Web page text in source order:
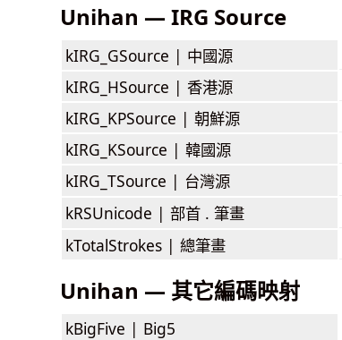
Unihan — IRG Source
kIRG_GSource | 中國源
kIRG_HSource | 香港源
kIRG_KPSource | 朝鮮源
kIRG_KSource | 韓國源
kIRG_TSource | 台灣源
kRSUnicode | 部首 . 筆畫
kTotalStrokes | 總筆畫
Unihan — 其它編碼映射
kBigFive | Big5